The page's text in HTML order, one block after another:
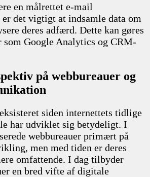
en målrettet e-mail
det vigtigt at indsamle data om
deres adfærd. Dette kan gøres
Google Analytics og CRM-
på webbureauer og
siden internettets tidlige
har udviklet sig betydeligt. I
webbureauer primært på
men med tiden er deres
omfattende. I dag tilbyder
en bred vifte af digitale